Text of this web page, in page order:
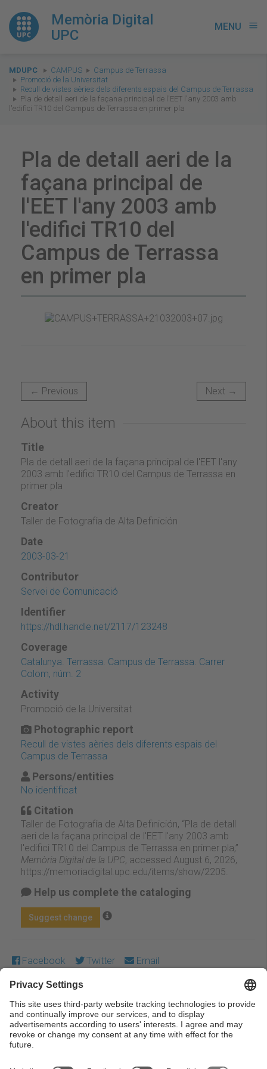
Memòria Digital
UPC
MENU menu
You
are
here:
MDUPC CAMPUS
Campus de Terrassa
Promoció de la Universitat
Recull de vistes aèries dels diferents espais del Campus de Terrassa
Pla de detall aeri de la façana principal de l'EET l'any 2003 amb
l'edifici TR10 del Campus de Terrassa en primer pla
Pla de detall aeri de la
façana principal de
l'EET l'any 2003 amb
l'edifici TR10 del
Campus de Terrassa
en primer pla
← Previous Next →
About this item
Title
Pla de detall aeri de la façana principal de l'EET l'any
2003 amb l'edifici TR10 del Campus de Terrassa en
primer pla
Creator
Taller de Fotografía de Alta Definición
Date
2003-03-21
Contributor
Servei de Comunicació
Identifier
https://hdl.handle.net/2117/123248
Coverage
Catalunya. Terrassa. Campus de Terrassa. Carrer
Colom, núm. 2
Activity
Promoció de la Universitat
Photographic report
Recull de vistes aèries dels diferents espais del
Campus de Terrassa
Persons/entities
No identificat
Citation
Taller de Fotografía de Alta Definición, “Pla de detall
aeri de la façana principal de l'EET l'any 2003 amb
l'edifici TR10 del Campus de Terrassa en primer pla,”
Memòria Digital de la UPC, accessed August 6, 2026,
https://memoriadigital.upc.edu/items/show/2205
Help us complete the cataloging
Suggest change
Facebook Twitter Email
Except where otherwise noted, content on this work is
licensed under a Creative Commons license:Attribution-
NonCommercial-NoDerivs 3.0 Spain